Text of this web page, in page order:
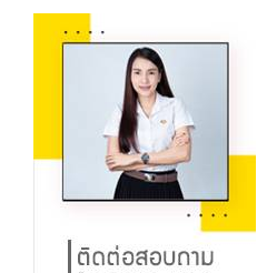
2) แผน ข (ผู้จบปริญญาตรีทางกา
วิชาอื่น) 42 หน่วยกิต
กลุ่มวิชาเอกบังคับ
กลุ่มวิชาเอกเลือก
การค้นคว้าอิสระ
กลุ่มวิชาเสริมพื้นฐาน
กรณีที่นิสิตไม่มีพื้นฐานด้านภาษาอั